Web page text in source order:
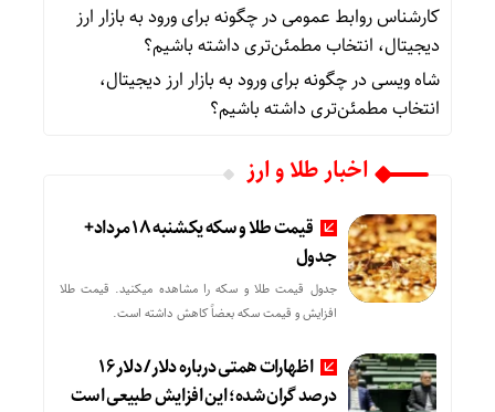
کارشناس روابط عمومیدرچگونه برای ورود به بازار ارز
دیجیتال، انتخاب مطمئن‌تری داشته باشیم؟
شاه ویسیدرچگونه برای ورود به بازار ارز دیجیتال،
انتخاب مطمئن‌تری داشته باشیم؟
اخبار طلا و ارز
قیمت طلا و سکه یکشنبه 18 مرداد+
جدول
جدول قیمت طلا و سکه را مشاهده میکنید. قیمت‌ طلا
افزایش و قیمت سکه بعضاً کاهش داشته است.
اظهارات همتی درباره دلار/ دلار ۱۶
درصد گران شده؛ این افزایش طبیعی است